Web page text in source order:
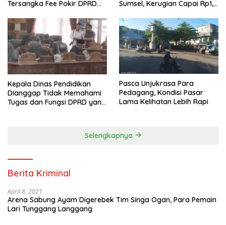
Tersangka Fee Pokir DPRD
Sumsel, Kerugian Capai Rp1,2
Kepala Dinas Pendidikan
Dianggap Tidak Memahami
Tugas dan Fungsi DPRD yang
Pasca Unjukrasa Para
Pedagang, Kondisi Pasar
Lama Kelihatan Lebih Rapi
Selengkapnya
Berita Kriminal
April 8, 2021
Arena Sabung Ayam Digerebek Tim Singa Ogan, Para Pemain
Lari Tunggang Langgang